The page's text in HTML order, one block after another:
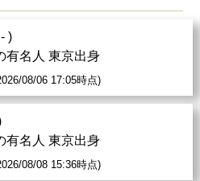
)
有名人 東京出身
08/06 17:05時点)
有名人 東京出身
08/08 15:36時点)